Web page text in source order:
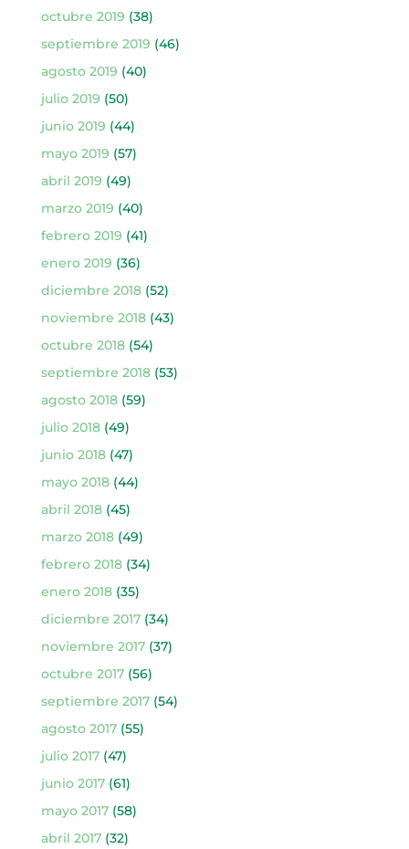
octubre 2019 (38)
septiembre 2019 (46)
agosto 2019 (40)
julio 2019 (50)
junio 2019 (44)
mayo 2019 (57)
abril 2019 (49)
marzo 2019 (40)
febrero 2019 (41)
enero 2019 (36)
diciembre 2018(52)
noviembre 2018(43)
octubre 2018(54)
septiembre 2018(53)
agosto 2018(59)
julio 2018(49)
junio 2018(47)
mayo 2018(44)
abril 2018(45)
marzo 2018(49)
febrero 2018(34)
enero 2018(35)
diciembre 2017(34)
noviembre 2017(37)
octubre 2017(56)
septiembre 2017(54)
agosto 2017(55)
julio 2017(47)
junio 2017(61)
mayo 2017(58)
abril 2017(32)